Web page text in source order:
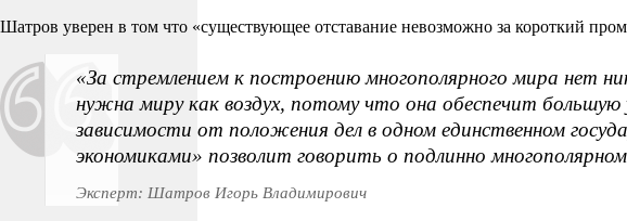
Шатров уверен в том что «существующее отставание невозможно за короткий
«За стремлением к построению многополярного мира нет
нужна миру как воздух, потому что она обеспечит большую
зависимости от положения дел в одном единственном
экономиками» позволит говорить о подлинно
Эксперт: Шатров Игорь Владимирович